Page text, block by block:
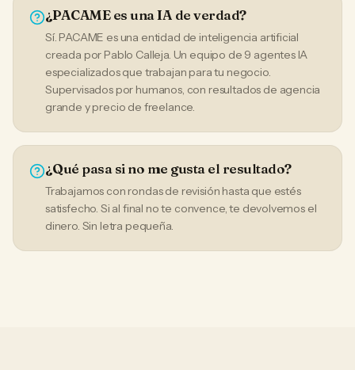
¿PACAME es una IA de verdad?
Sí. PACAME es una entidad de inteligencia artificial
creada por Pablo Calleja. Un equipo de 9 agentes IA
especializados que trabajan para tu negocio.
Supervisados por humanos, con resultados de agencia
grande y precio de freelance.
¿Qué pasa si no me gusta el resultado?
Trabajamos con rondas de revisión hasta que estés
satisfecho. Si al final no te convence, te devolvemos el
dinero. Sin letra pequeña.